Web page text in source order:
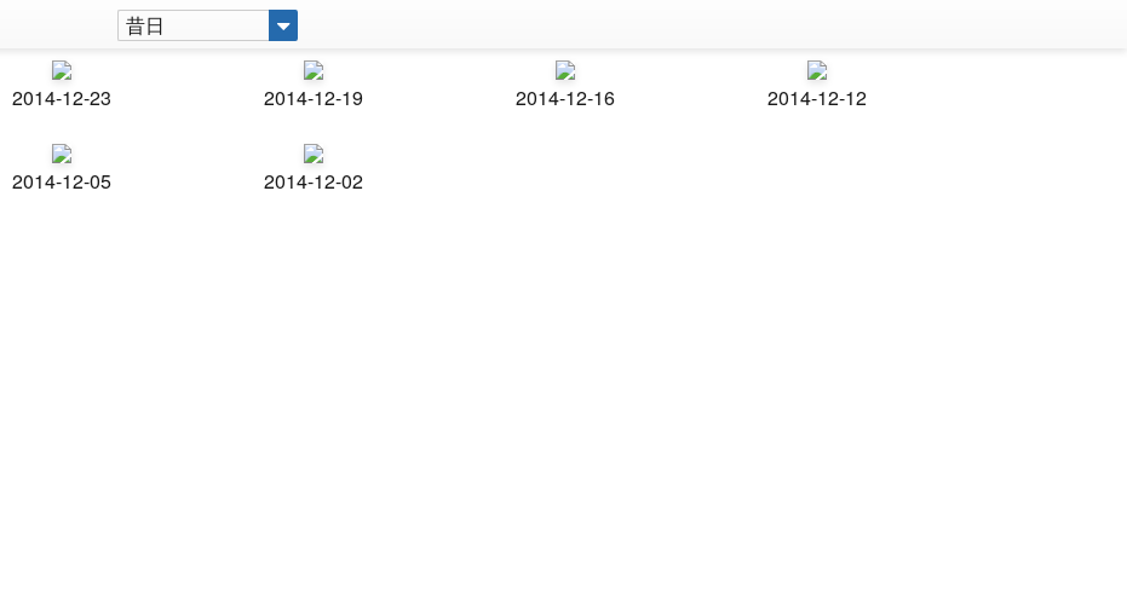
昔日
2014-12-23 2014-12-19 2014-12-16 2014-12-12
2014-12-05 2014-12-02